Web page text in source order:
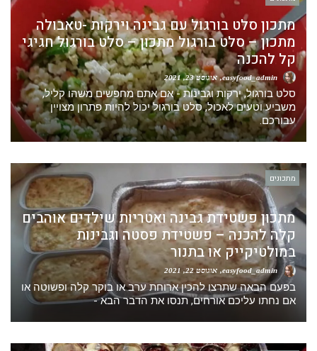
מתכון סלט בורגול עם גבינה וירקות -טאבולה
מתכון – סלט בורגול מתכון – סלט בורגול חגיגי
קל להכנה
אוגוסט 23, 2021
סלט בורגול, ירקות וגבינות - אם אתם מחפשים משהו קליל,
משביע וטעים לאכול, סלט בורגול יכול להיות פתרון מצויין
עבורכם.
מתכונים
מתכון פשטידת גבינה ואטריות שילדים אוהבים
קלה להכנה – פשטידת פסטה וגבינות
במולטיקייק או בתנור
אוגוסט 22, 2021
בפעם הבאה שתרצו להכין ארוחת ערב או בוקר קלה ופשוטה או
אם נחתו עליכם אורחים, תנסו את הדבר הבא -